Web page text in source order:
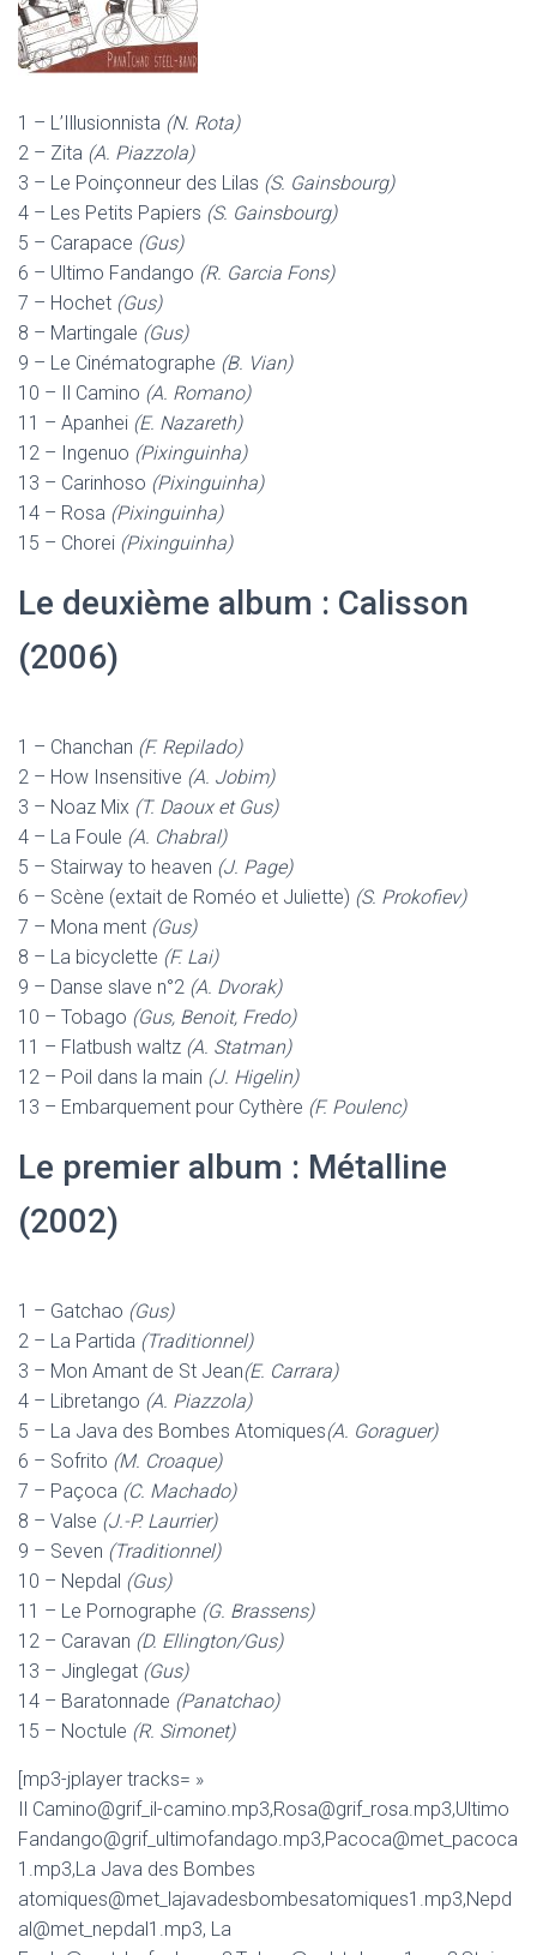
1 – L’Illusionnista (N. Rota)
2 – Zita (A. Piazzola)
3 – Le Poinçonneur des Lilas (S. Gainsbourg)
4 – Les Petits Papiers (S. Gainsbourg)
5 – Carapace (Gus)
6 – Ultimo Fandango (R. Garcia Fons)
7 – Hochet (Gus)
8 – Martingale (Gus)
9 – Le Cinématographe (B. Vian)
10 – Il Camino (A. Romano)
11 – Apanhei (E. Nazareth)
12 – Ingenuo (Pixinguinha)
13 – Carinhoso (Pixinguinha)
14 – Rosa (Pixinguinha)
15 – Chorei (Pixinguinha)
Le deuxième album : Calisson
(2006)
1 – Chanchan (F. Repilado)
2 – How Insensitive (A. Jobim)
3 – Noaz Mix (T. Daoux et Gus)
4 – La Foule (A. Chabral)
5 – Stairway to heaven (J. Page)
6 – Scène (extait de Roméo et Juliette) (S. Prokofiev)
7 – Mona ment (Gus)
8 – La bicyclette (F. Lai)
9 – Danse slave n°2 (A. Dvorak)
10 – Tobago (Gus, Benoit, Fredo)
11 – Flatbush waltz (A. Statman)
12 – Poil dans la main (J. Higelin)
13 – Embarquement pour Cythère (F. Poulenc)
Le premier album : Métalline
(2002)
1 – Gatchao (Gus)
2 – La Partida (Traditionnel)
3 – Mon Amant de St Jean(E. Carrara)
4 – Libretango (A. Piazzola)
5 – La Java des Bombes Atomiques(A. Goraguer)
6 – Sofrito (M. Croaque)
7 – Paçoca (C. Machado)
8 – Valse (J.-P. Laurrier)
9 – Seven (Traditionnel)
10 – Nepdal (Gus)
11 – Le Pornographe (G. Brassens)
12 – Caravan (D. Ellington/Gus)
13 – Jinglegat (Gus)
14 – Baratonnade (Panatchao)
15 – Noctule (R. Simonet)
[mp3-jplayer tracks= »
Il Camino@grif_il-camino.mp3,Rosa@grif_rosa.mp3,Ultimo
Fandango@grif_ultimofandago.mp3,Pacoca@met_pacoca
1.mp3,La Java des Bombes
atomiques@met_lajavadesbombesatomiques1.mp3,Nepd
al@met_nepdal1.mp3, La